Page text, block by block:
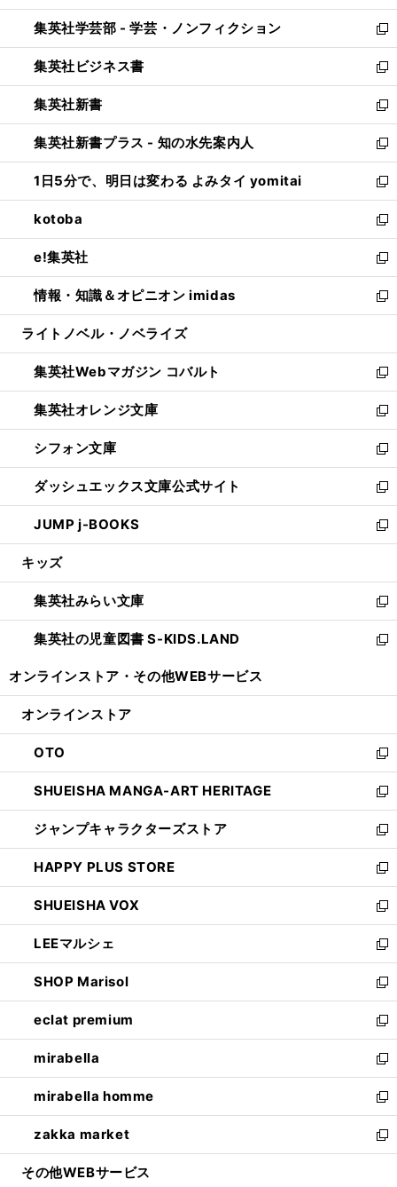
開
く
ウ
で
開
く
ン
ド
ウ
で
開
く
ウ
ィ
ン
ド
ウ
で
開
く
集英社学芸部 - 学芸・ノンフィクション
新
し
い
ウ
ィ
ン
ド
ウ
で
開
く
集英社ビジネス書
新
し
い
ウ
ィ
ン
ド
ウ
で
開
く
集英社新書
新
し
い
ウ
ィ
ン
ド
ウ
で
開
く
集英社新書プラス - 知の水先案内人
新
し
い
ウ
ィ
ン
ド
ウ
で
開
1日5分で、明日は変わる よみタイ yomitai
新
し
い
ウ
ィ
ン
ド
ウ
開
く
kotoba
新
し
い
ウ
ィ
ン
ウ
で
開
く
e!集英社
新
し
い
ウ
ン
ド
ウ
で
開
く
情報・知識＆オピニオン imidas
新
し
ウ
ィ
ン
ド
ウ
で
開
く
ライトノベル・ノベライズ
集英社Webマガジン コバルト
新
し
い
ウ
ィ
ン
ド
ウ
で
開
集英社オレンジ文庫
新
し
い
ウ
ィ
ン
ド
ウ
開
く
シフォン文庫
新
し
い
ウ
ィ
ン
ウ
で
開
く
ダッシュエックス文庫公式サイト
新
し
い
ウ
ン
ド
ウ
で
JUMP j-BOOKS
新
し
ウ
ィ
ン
ド
開
キッズ
集英社みらい文庫
新
し
い
ン
ウ
で
開
く
集英社の児童図書 S-KIDS.LAND
新
ウ
ン
ド
ウ
で
開
く
オンラインストア・ その他WEBサービス
オンラインストア
OTO
新
し
い
ウ
ィ
ン
ド
ウ
で
開
く
SHUEISHA MANGA-ART HERITAGE
新
し
い
ウ
ィ
ン
ド
ウ
で
開
く
ジャンプキャラクターズストア
新
し
い
ウ
ィ
ン
ド
ウ
で
開
く
HAPPY PLUS STORE
新
し
い
ウ
ィ
ン
ド
ウ
で
開
く
SHUEISHA VOX
新
し
い
ウ
ィ
ン
ド
ウ
で
開
く
LEEマルシェ
新
し
い
ウ
ィ
ン
ド
ウ
で
開
く
SHOP Marisol
新
し
い
ウ
ィ
ン
ド
ウ
で
開
eclat premium
新
し
い
ウ
ィ
ン
ド
ウ
mirabella
新
し
い
ウ
ィ
ン
mirabella homme
新
し
い
ウ
zakka market
新
し
その他WEBサービス